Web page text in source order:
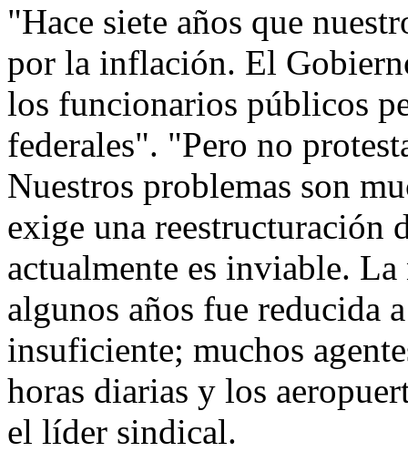
"Hace siete años que
por la inflación. El
los funcionarios públicos
federales". "Pero no
Nuestros problemas son
exige una reestructuración
actualmente es inviable.
algunos años fue reducida
insuficiente; muchos
horas diarias y los
el líder sindical.